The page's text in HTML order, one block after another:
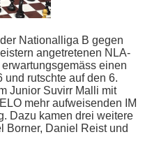
Nationalliga B gegen
angetretenen NLA-
einen
und rutschte auf den 6.
Junior Suvirr Malli mit
mehr aufweisenden IM
Dazu kamen drei weitere
Borner, Daniel Reist und